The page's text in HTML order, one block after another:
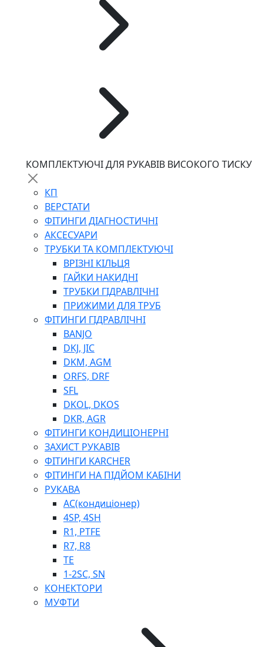
КОМПЛЕКТУЮЧІ ДЛЯ РУКАВІВ ВИСОКОГО ТИСКУ
КП
ВЕРСТАТИ
ФІТИНГИ ДІАГНОСТИЧНІ
АКСЕСУАРИ
ТРУБКИ ТА КОМПЛЕКТУЮЧІ
ВРІЗНІ КІЛЬЦЯ
ГАЙКИ НАКИДНІ
ТРУБКИ ГІДРАВЛІЧНІ
ПРИЖИМИ ДЛЯ ТРУБ
ФІТИНГИ ГІДРАВЛІЧНІ
BANJO
DKJ, JIC
DKM, AGM
ORFS, DRF
SFL
DKOL, DKOS
DKR, AGR
ФІТИНГИ КОНДИЦІОНЕРНІ
ЗАХИСТ РУКАВІВ
ФІТИНГИ KARCHER
ФІТИНГИ НА ПІДЙОМ КАБІНИ
РУКАВА
AC(кондиціонер)
4SP, 4SH
R1, PTFE
R7, R8
TE
1-2SC, SN
КОНЕКТОРИ
МУФТИ